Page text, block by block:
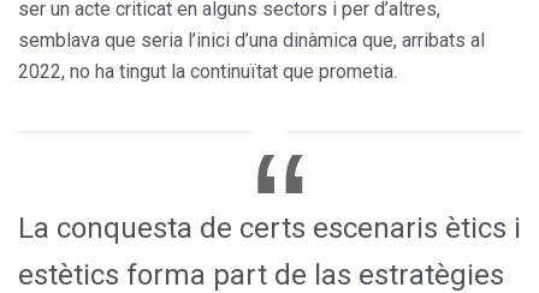
ser un acte criticat en alguns sectors i per d’altres,
semblava que seria l’inici d’una dinàmica que, arribats al
2022, no ha tingut la continuïtat que prometia.
La conquesta de certs escenaris ètics i
estètics forma part de las estratègies